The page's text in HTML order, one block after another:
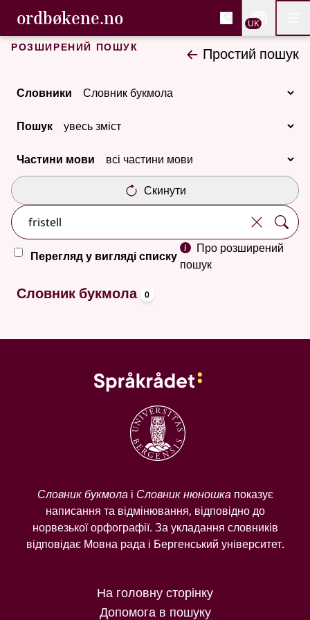
Перейти до основного вмісту
Доступність
ordbøkene.no, Cловник букмола та
Cловник букмола та Словник нюношка
UK
Розширений пошук Простий пошук
Словники
Пошук
Частини мови
Скинути
Перегляд у вигляді списку
Про розширений
пошук
Немає результатів
Словник букмола 0
Словник букмолаі Словник нюношкапоказує
написання та відмінювання, відповідно до
норвезької орфографії. За укладання словників
відповідає Мовна рада і Бергенський університет.
На головну сторінку
Допомога в пошуку